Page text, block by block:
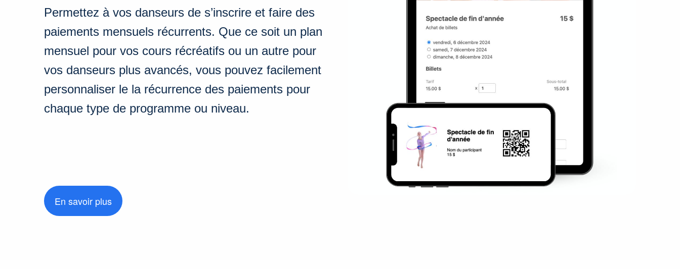
Permettez à vos danseurs de s’inscrire et faire des
paiements mensuels récurrents. Que ce soit un plan
mensuel pour vos cours récréatifs ou un autre pour
vos danseurs plus avancés, vous pouvez facilement
personnaliser le la récurrence des paiements pour
chaque type de programme ou niveau.
En savoir plus